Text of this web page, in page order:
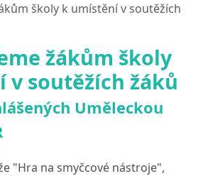
školy k umístění v soutěžích
žákům školy
v soutěžích žáků
Uměleckou
"Hra na smyčcové nástroje",